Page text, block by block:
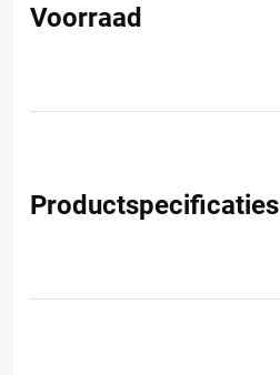
Voorraad
Productspecificaties